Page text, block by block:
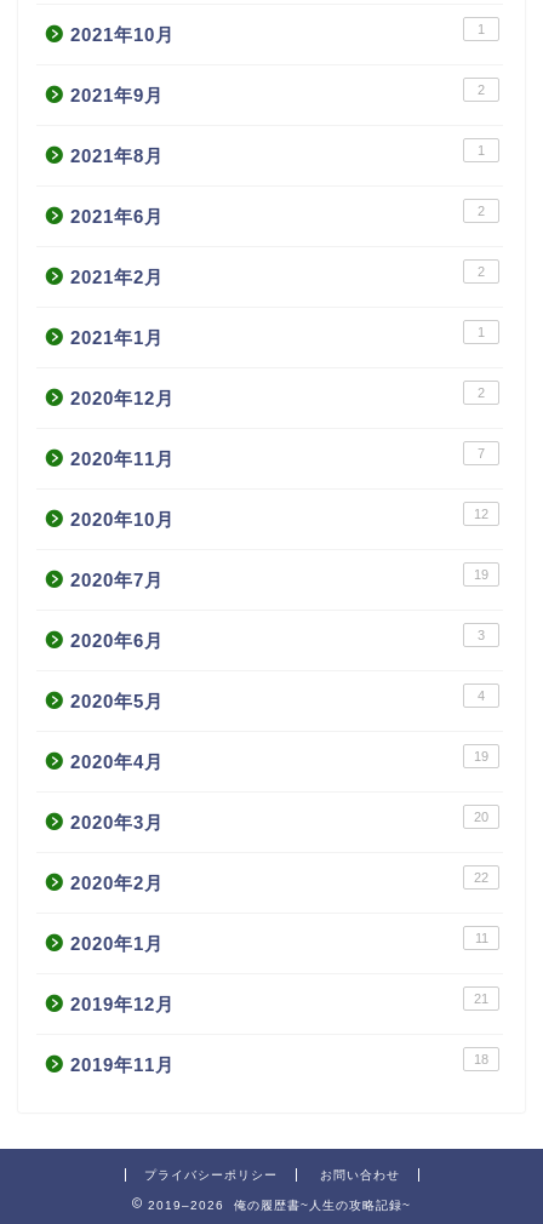
2021年10月 1
2021年9月 2
2021年8月 1
2021年6月 2
2021年2月 2
2021年1月 1
2020年12月 2
2020年11月 7
2020年10月 12
2020年7月 19
2020年6月 3
2020年5月 4
2020年4月 19
2020年3月 20
2020年2月 22
2020年1月 11
2019年12月 21
2019年11月 18
プライバシーポリシー お問い合わせ
2019–2026 俺の履歴書~人生の攻略記録~